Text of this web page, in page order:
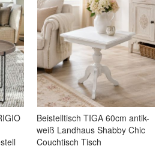
Beistelltisch TIGA 60cm antik-
weiß Landhaus Shabby Chic
Couchtisch Tisch